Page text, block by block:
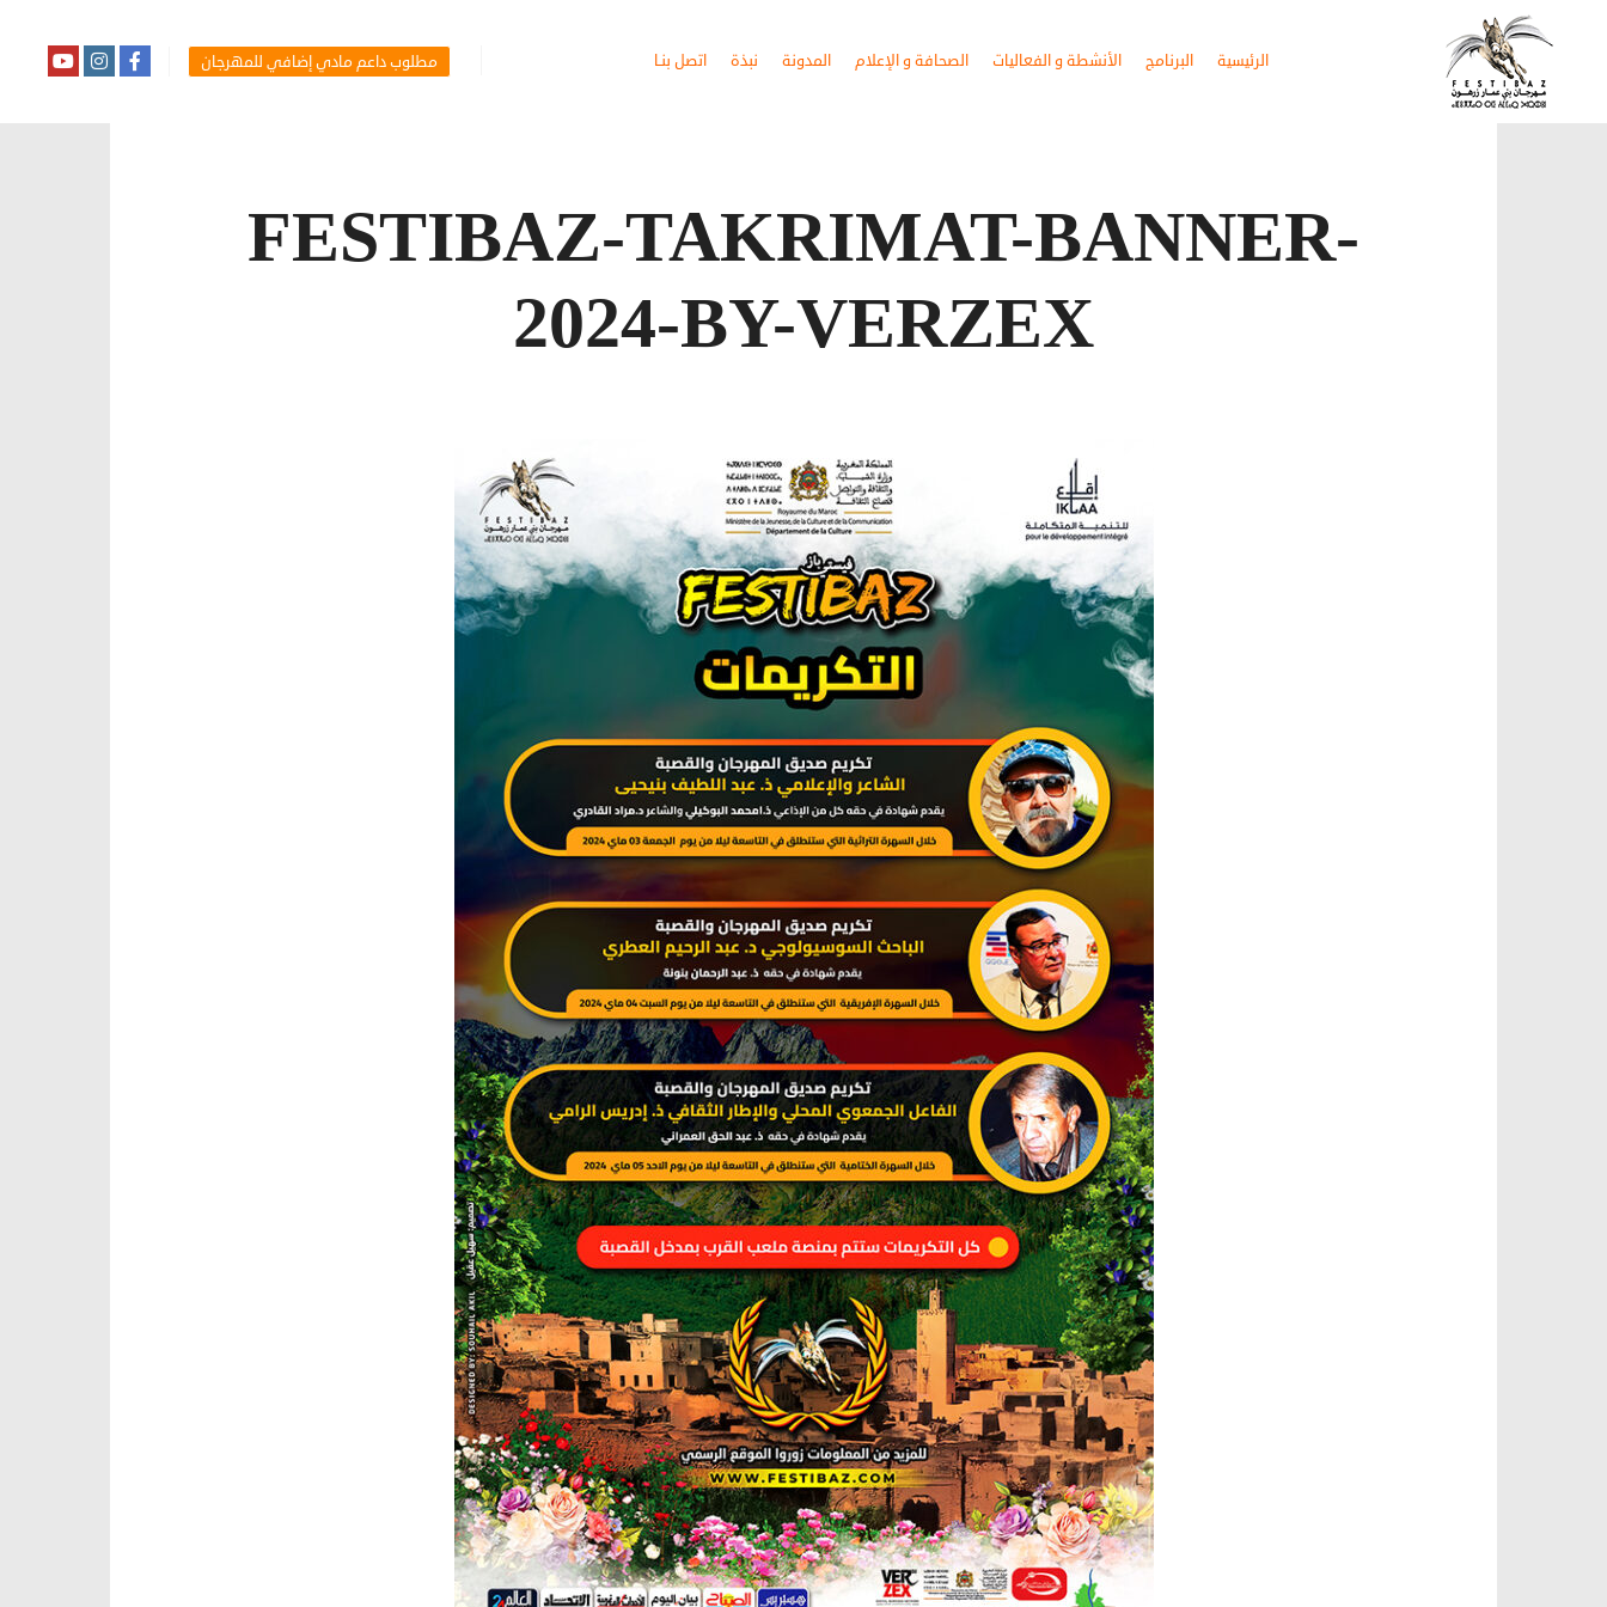
الرئيسية البرنامج الأنشطة و الفعاليات الصحافة و الإعلام المدونة نبذة اتصل بنـا مطلوب داعم مادي إضافي للمهرجان
FESTIBAZ-TAKRIMAT-BANNER-
2024-BY-VERZEX